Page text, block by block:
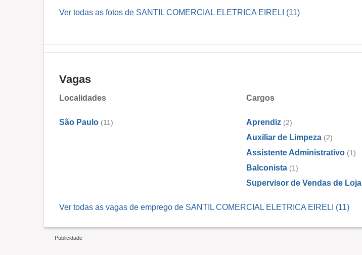
Ver todas as fotos de SANTIL COMERCIAL ELETRICA EIRELI (11)
Vagas
Localidades
São Paulo (11)
Cargos
Aprendiz (2)
Auxiliar de Limpeza (2)
Assistente Administrativo (1)
Balconista (1)
Supervisor de Vendas de Loja
Ver todas as vagas de emprego de SANTIL COMERCIAL ELETRICA EIRELI (11)